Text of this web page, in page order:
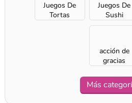
Juegos De
Tortas
Juegos De
Sushi
acción de
gracias
Más